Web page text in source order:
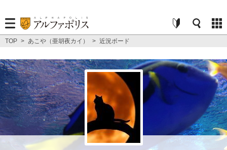
TOP > あこや（亜胡夜カイ） > 近況ボード